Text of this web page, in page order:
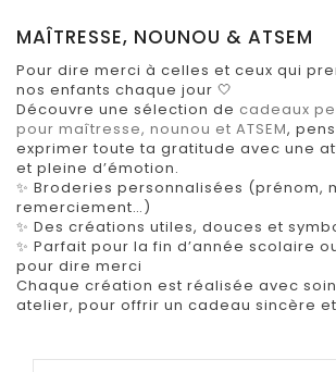
MAÎTRESSE, NOUNOU & ATSEM
Pour dire merci à celles et ceux qui
nos enfants chaque jour 🤍
Découvre une sélection de cadeaux
pour maîtresse, nounou et ATSEM,
exprimer toute ta gratitude avec une
et pleine d’émotion.
✨ Broderies personnalisées (prénom,
remerciement…)
✨ Des créations utiles, douces et
✨ Parfait pour la fin d’année scolaire
pour dire merci
Chaque création est réalisée avec
atelier, pour offrir un cadeau sincère et